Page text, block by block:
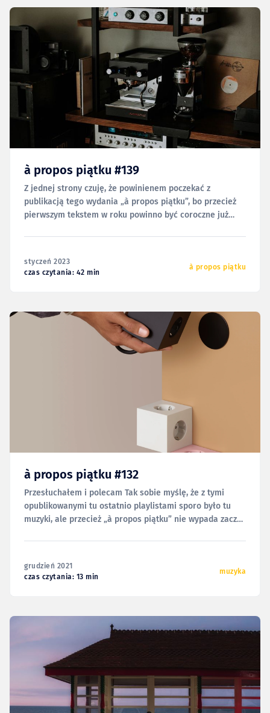
à propos piątku #139
Z jednej strony czuję, że powinienem poczekać z
publikacją tego wydania „à propos piątku”, bo przecież
pierwszym tekstem w roku powinno być coroczne już
styczeń 2023
czas czytania: 42 min
à propos piątku
à propos piątku #132
Przesłuchałem i polecam Tak sobie myślę, że z tymi
opublikowanymi tu ostatnio playlistami sporo było tu
muzyki, ale przecież „à propos piątku” nie wypada zacząć
grudzień 2021
czas czytania: 13 min
muzyka